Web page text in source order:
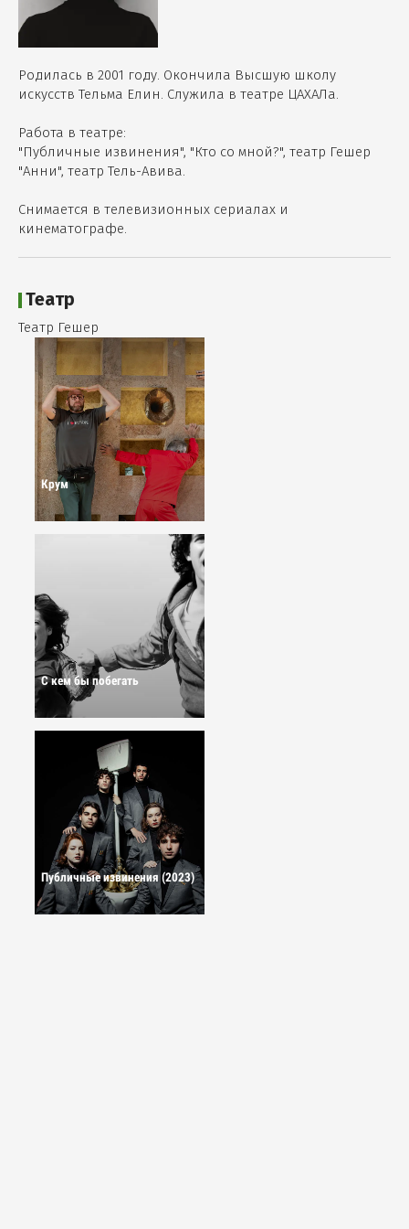
Родилась в 2001 году. Окончила Высшую школу
искусств Тельма Елин. Служила в театре ЦАХАЛа.
Работа в театре:
"Публичные извинения", "Кто со мной?", театр Гешер
"Анни", театр Тель-Авива.
Снимается в телевизионных сериалах и
кинематографе.
Театр
Театр Гешер
Крум
С кем бы побегать
Публичные извинения (2023)